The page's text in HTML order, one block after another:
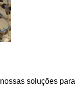
soluções para